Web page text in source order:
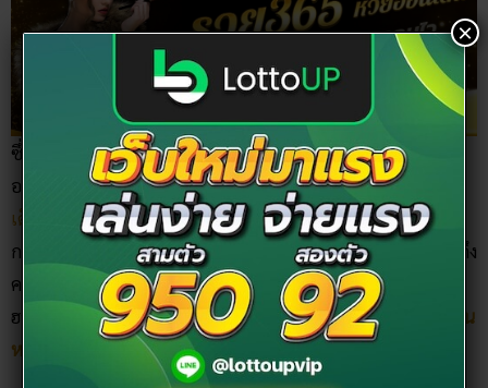
ชื่อดังในด้านนี้ ต่างก็เข็นสูตรเลขเด็ดหวยฮานอยวันนี้ มาเผยแพร่
เพื่อให้ผู้ชื่นชอบหยิบจับไปเป็นเลขเด็ดเพื่อลุ้นรางวัล
ซึ่ง ruay365.com ก็ไม่มีทางพลาด ที่จะรวบรวมหวยฮานอยวันนี้
ออกตัวไหนมาให้เลือกสรรกันในแต่ละวัน โดยเข้าไปดูได้ที่
นอกจากเลขเด็ดหวยฮานอยประจำวันแล้ว ยังมี
×